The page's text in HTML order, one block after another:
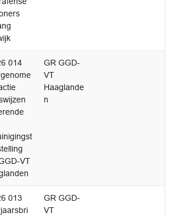
014
VT
GR GGD-
VT
Haaglande
n
013
GR GGD-
VT